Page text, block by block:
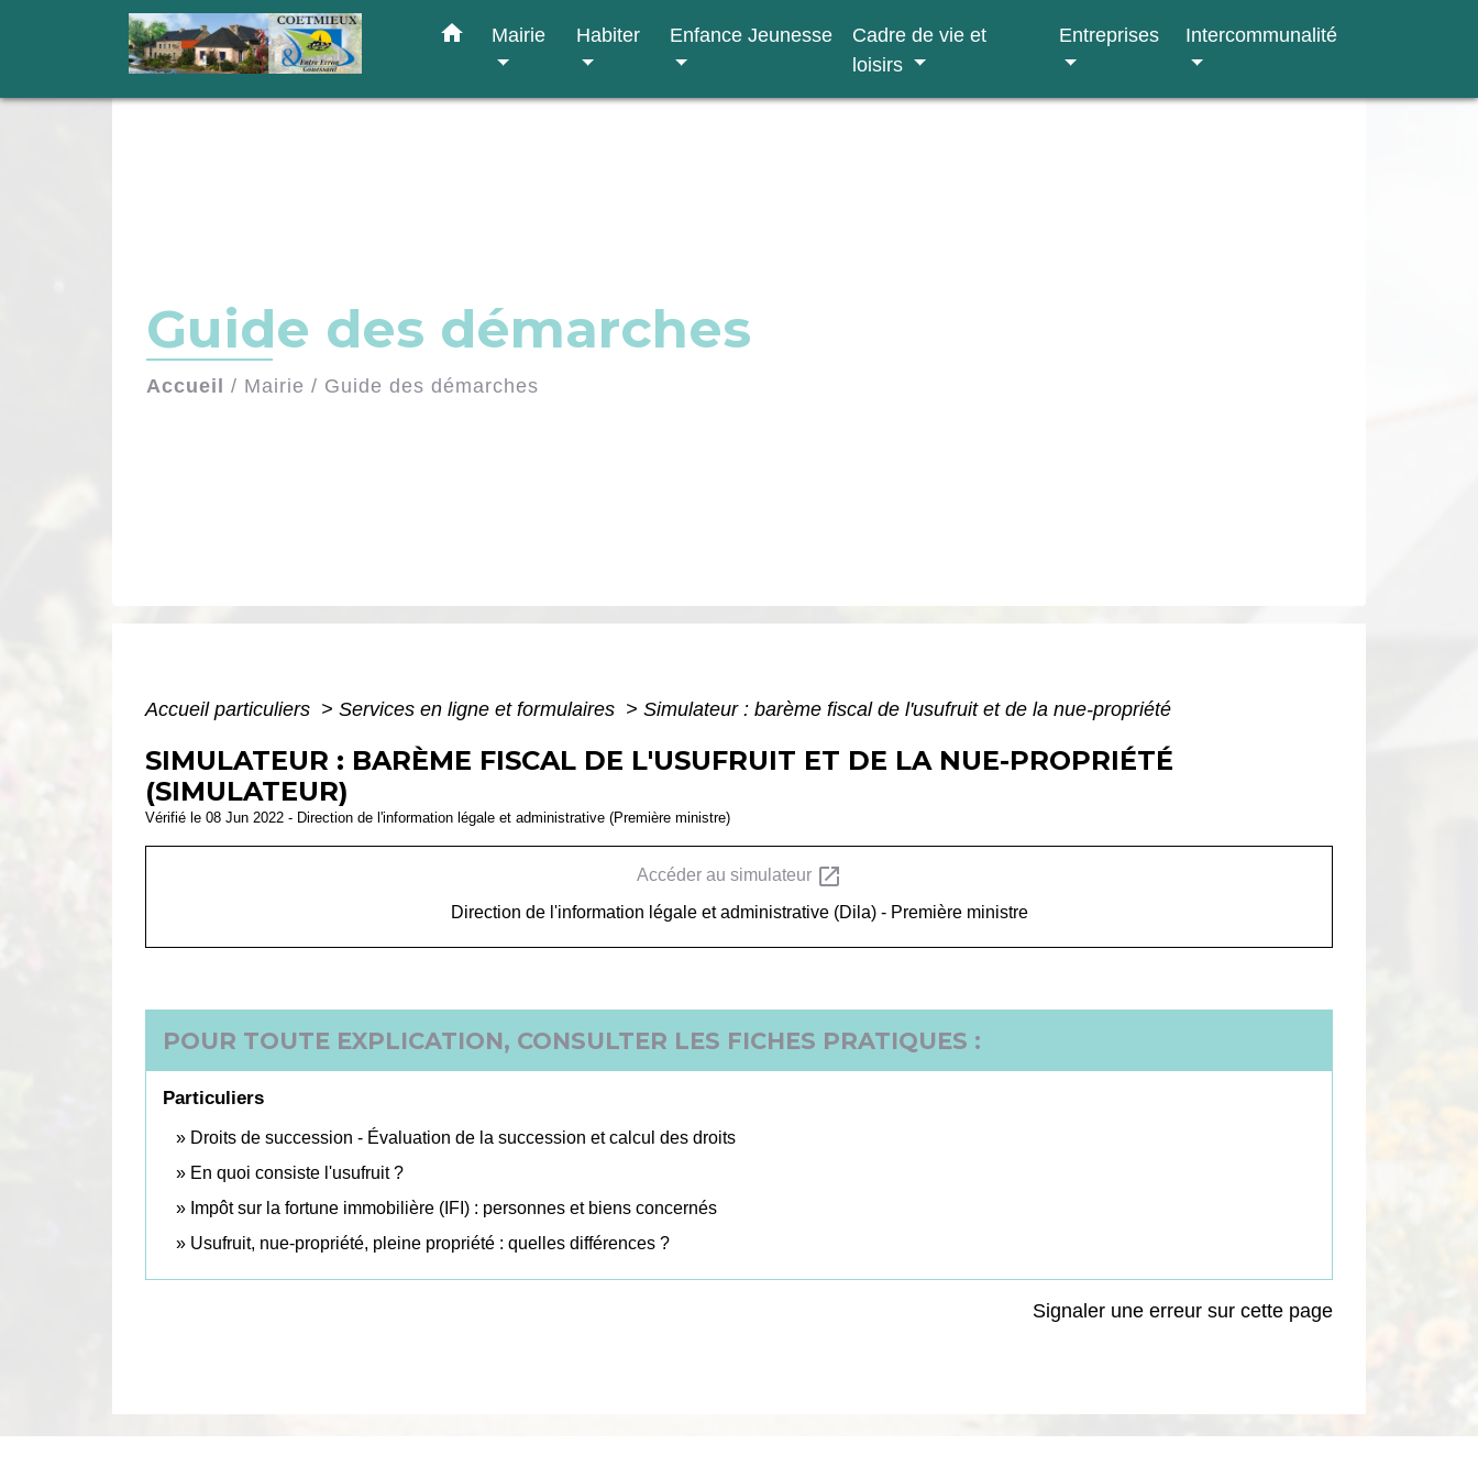
home Mairie Habiter Enfance Jeunesse
Cadre de vie et
loisirs
Entreprises Intercommunalité
Guide des démarches
Accueil / Mairie / Guide des démarches
Accueil particuliers > Services en ligne et formulaires > Simulateur : barème fiscal de l'usufruit et de la nue-propriété
SIMULATEUR : BARÈME FISCAL DE L'USUFRUIT ET DE LA NUE-PROPRIÉTÉ
(SIMULATEUR)
Vérifié le 08 Jun 2022 - Direction de l'information légale et administrative (Première ministre)
Accéder au simulateur open_in_new
Direction de l'information légale et administrative (Dila) - Première ministre
POUR TOUTE EXPLICATION, CONSULTER LES FICHES PRATIQUES :
Particuliers
Droits de succession - Évaluation de la succession et calcul des droits
En quoi consiste l'usufruit ?
Impôt sur la fortune immobilière (IFI) : personnes et biens concernés
Usufruit, nue-propriété, pleine propriété : quelles différences ?
Signaler une erreur sur cette page